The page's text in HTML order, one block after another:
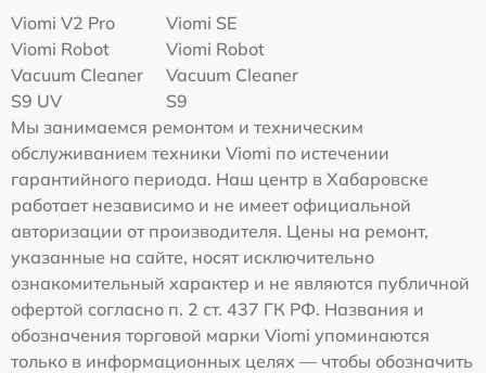
Viomi V2 Pro
Viomi SE
Viomi Robot
Vacuum Cleaner
S9 UV
Viomi Robot
Vacuum Cleaner
S9
Мы занимаемся ремонтом и техническим
обслуживанием техники Viomi по истечении
гарантийного периода. Наш центр в Хабаровске
работает независимо и не имеет официальной
авторизации от производителя. Цены на ремонт,
указанные на сайте, носят исключительно
ознакомительный характер и не являются публичной
офертой согласно п. 2 ст. 437 ГК РФ. Названия и
обозначения торговой марки Viomi упоминаются
только в информационных целях — чтобы обозначить